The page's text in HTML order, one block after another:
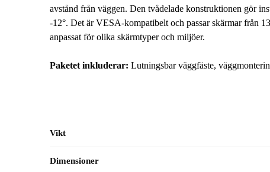
avstånd från väggen. Den tvådelade konstruktionen gör
-12°. Det är VESA-kompatibelt och passar skärmar från
anpassat för olika skärmtyper och miljöer.
Paketet inkluderar: Lutningsbar väggfäste,
Vikt
Dimensioner